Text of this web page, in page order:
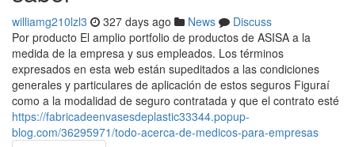
williamg210lzl3 327 days ago News
Discuss
Por producto El amplio portfolio de productos de ASISA a la
medida de la empresa y sus empleados. Los términos
expresados en esta web están supeditados a las condiciones
generales y particulares de aplicación de estos seguros Figuraí
como a la modalidad de seguro contratada y que el contrato esté
https://fabricadeenvasesdeplastic33344.popup-
blog.com/36295971/todo-acerca-de-medicos-para-empresas